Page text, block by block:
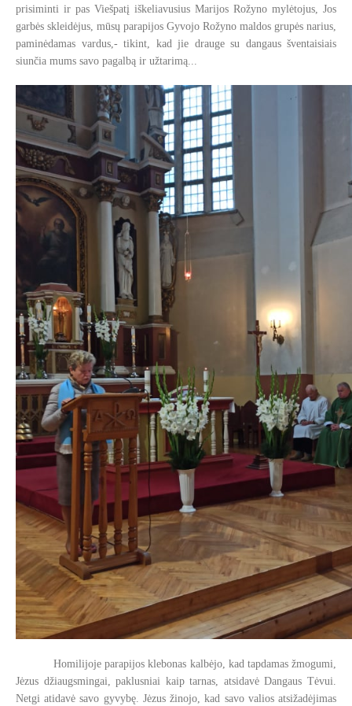
prisiminti ir pas Viešpatį iškeliavusius Marijos Rožyno mylėtojus, Jos
garbės skleidėjus, mūsų parapijos Gyvojo Rožyno maldos grupės narius,
paminėdamas vardus,- tikint, kad jie drauge su dangaus šventaisiais
siunčia mums savo pagalbą ir užtarimą...
Homilijoje parapijos klebonas kalbėjo, kad tapdamas žmogumi,
Jėzus džiaugsmingai, paklusniai kaip tarnas, atsidavė Dangaus Tėvui.
Netgi atidavė savo gyvybę. Jėzus žinojo, kad savo valios atsižadėjimas